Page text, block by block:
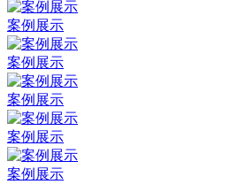
案例展示
案例展示
案例展示
案例展示
案例展示